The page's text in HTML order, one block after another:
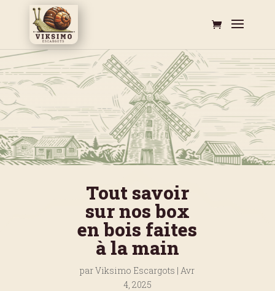
Tout savoir
sur nos box
en bois faites
à la main
parViksimo Escargots |Avr
4, 2025